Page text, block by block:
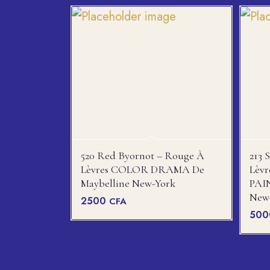
520 Red Byornot – Rouge À
Lèvres COLOR DRAMA De
Maybelline New-York
2500 CFA
213